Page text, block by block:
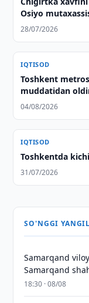
Osiyo
28/07/2026
IQTISOD
Toshkent
muddatidan
04/08/2026
IQTISOD
Toshkentda
31/07/2026
SO'NGGI
Samarqand
Samarqand
18:30 · 08/08